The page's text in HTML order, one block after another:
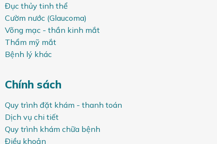
Đục thủy tinh thể
Cườm nước (Glaucoma)
Võng mạc - thần kinh mắt
Thẩm mỹ mắt
Bệnh lý khác
Chính sách
Quy trình đặt khám - thanh toán
Dịch vụ chi tiết
Quy trình khám chữa bệnh
Điều khoản